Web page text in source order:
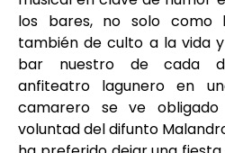
los bares, no solo como
también de culto a la vida y
bar nuestro de cada
anfiteatro lagunero en
camarero se ve
voluntad del difunto